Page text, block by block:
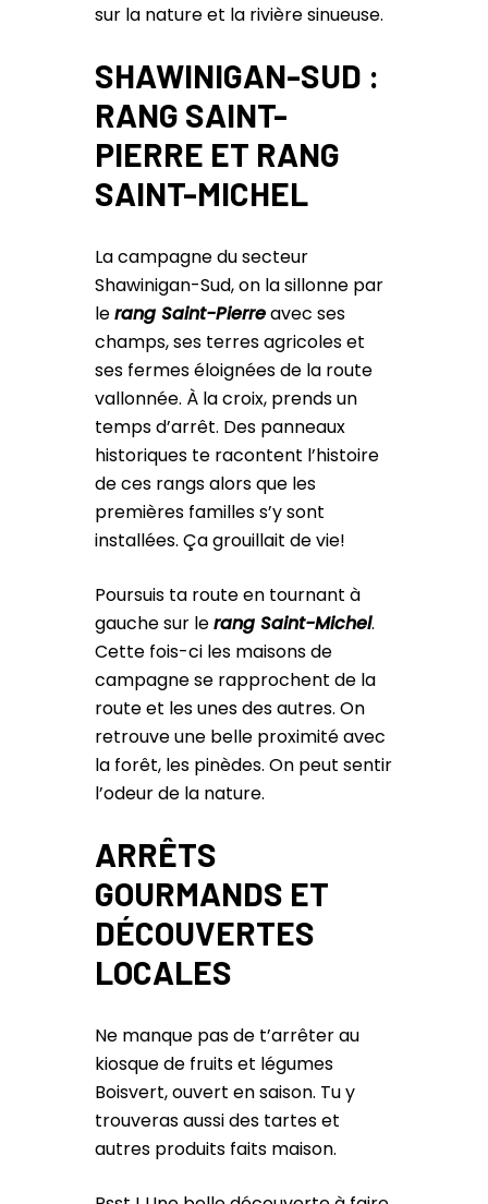
sur la nature et la rivière sinueuse.
SHAWINIGAN-SUD :
RANG SAINT-
PIERRE ET RANG
SAINT-MICHEL
La campagne du secteur
Shawinigan-Sud, on la sillonne par
lerang Saint-Pierreavec ses
champs, ses terres agricoles et
ses fermes éloignées de la route
vallonnée. À la croix, prends un
temps d’arrêt. Des panneaux
historiques te racontent l’histoire
de ces rangs alors que les
premières familles s’y sont
installées. Ça grouillait de vie!
Poursuis ta route en tournant à
gauche sur lerang Saint-Michel.
Cette fois-ci les maisons de
campagne se rapprochent de la
route et les unes des autres. On
retrouve une belle proximité avec
la forêt, les pinèdes. On peut sentir
l’odeur de la nature.
ARRÊTS
GOURMANDS ET
DÉCOUVERTES
LOCALES
Ne manque pas de t’arrêter au
kiosque de fruits et légumes
Boisvert, ouvert en saison. Tu y
trouveras aussi des tartes et
autres produits faits maison.